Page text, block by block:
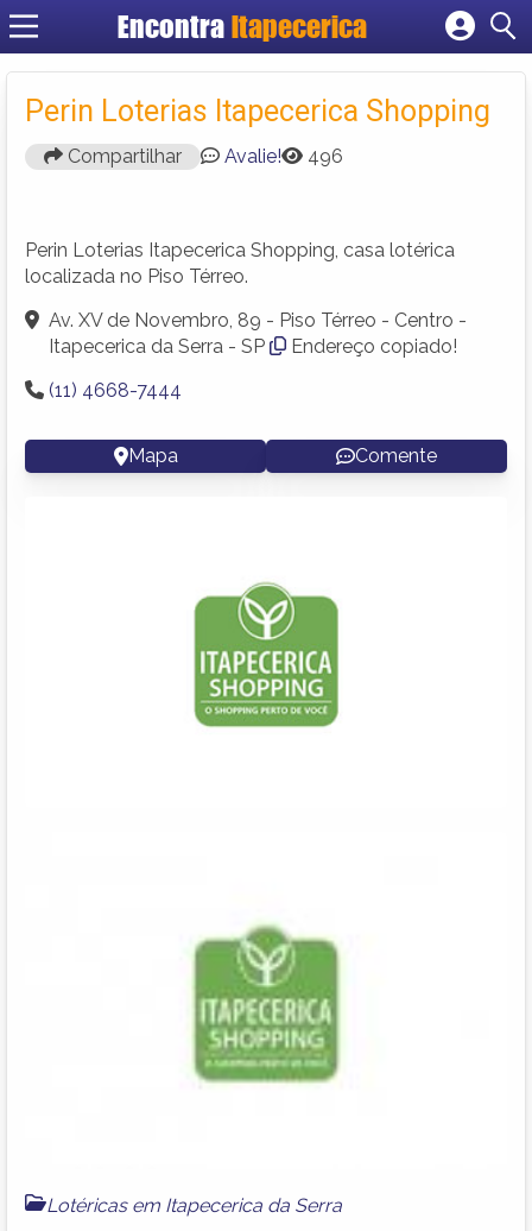
Encontra Itapecerica
Cadastrar empresa
Criar conta
Perin Loterias Itapecerica Shopping
Compartilhar Avalie! 496
Perin Loterias Itapecerica Shopping, casa lotérica
localizada no Piso Térreo.
Av. XV de Novembro, 89 - Piso Térreo - Centro -
Itapecerica da Serra - SP
Endereço copiado!
(11) 4668-7444
Mapa Comente
Lotéricas em Itapecerica da Serra